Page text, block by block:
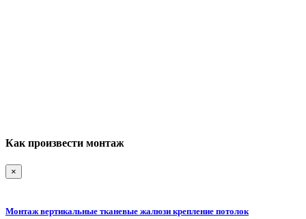
Как произвести монтаж
×
Монтаж вертикальные тканевые жалюзи крепление потолок